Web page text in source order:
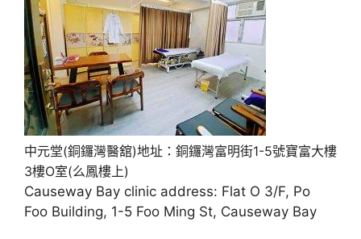
中元堂(銅鑼灣醫舘)地址：銅鑼灣富明街1-5號寶富大樓
3樓O室(么鳳樓上)
Causeway Bay clinic address: Flat O 3/F, Po
Foo Building, 1-5 Foo Ming St, Causeway Bay